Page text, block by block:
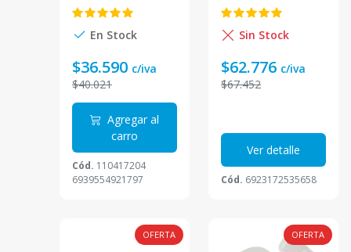
En Stock
$36.590 c/iva
$40.021
Agregar al
carro
Cód. 110417204
6939554921797
Sin Stock
$62.776 c/iva
$67.452
Ver detalle
Cód. 6923172535658
OFERTA OFERTA